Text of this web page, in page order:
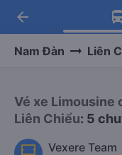
Tải
Nhận
Tải
-30k/
arrow_back
Nam Đàn Liên
Vé xe Limousine
Liên Chiểu: 5
Vexere Team